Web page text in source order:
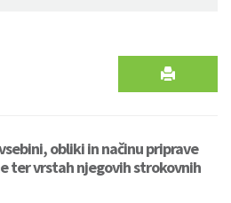
obliki in načinu priprave
ter vrstah njegovih strokovnih